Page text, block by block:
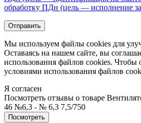
обработку ПДн (цель — исполнение
Мы используем файлы cookies для
Оставаясь на нашем сайте, вы
использования файлов cookies. Чтобы
условиями использования файлов
Я согласен
Посмотреть отзывы о товаре
46 №6,3 - № 6,3 7,5/750
Пocмотpеть